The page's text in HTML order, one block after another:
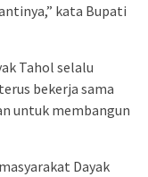
kata Bupati
Tahol selalu
bekerja sama
untuk membangun
Dayak